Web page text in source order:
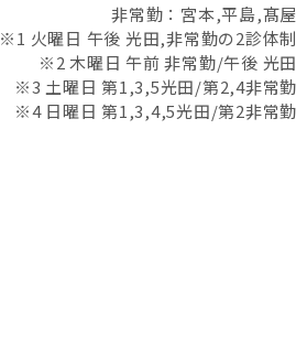
非常勤：宮本,平島,髙屋
※1 火曜日 午後 光田,非常勤の2診体制
※2 木曜日 午前 非常勤/午後 光田
※3 土曜日 第1,3,5光田/第2,4非常勤
※4 日曜日 第1,3,4,5光田/第2非常勤